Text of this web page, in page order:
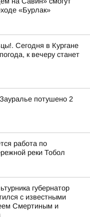
«Бурлак»
Сегодня в Кургане
к вечеру станет
потушено 2
работа по
реки Тобол
губернатор
с известными
Смертиным и